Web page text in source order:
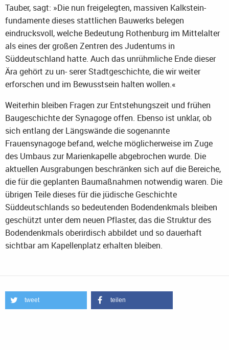
Tauber, sagt: »Die nun freigelegten, massiven Kalkstein-
fundamente dieses stattlichen Bauwerks belegen
eindrucksvoll, welche Bedeutung Rothenburg im Mittelalter
als eines der großen Zentren des Judentums in
Süddeutschland hatte. Auch das unrühmliche Ende dieser
Ära gehört zu un- serer Stadtgeschichte, die wir weiter
erforschen und im Bewusstsein halten wollen.«
Weiterhin bleiben Fragen zur Entstehungszeit und frühen
Baugeschichte der Synagoge offen. Ebenso ist unklar, ob
sich entlang der Längswände die sogenannte
Frauensynagoge befand, welche möglicherweise im Zuge
des Umbaus zur Marienkapelle abgebrochen wurde. Die
aktuellen Ausgrabungen beschränken sich auf die Bereiche,
die für die geplanten Baumaßnahmen notwendig waren. Die
übrigen Teile dieses für die jüdische Geschichte
Süddeutschlands so bedeutenden Bodendenkmals bleiben
geschützt unter dem neuen Pflaster, das die Struktur des
Bodendenkmals oberirdisch abbildet und so dauerhaft
sichtbar am Kapellenplatz erhalten bleiben.
tweet teilen